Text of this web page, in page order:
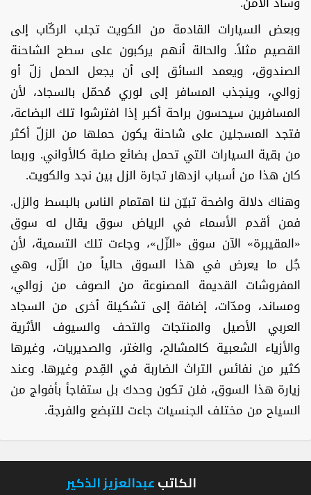
وبعض السيارات القادمة من الكويت تجلب الركّاب إلى
القصيم مثلاً. والحالة أنهم يركبون على سطح الشاحنة
الصندوق، ويعمد السائق إلى أن يجعل الحمل زلّ أو
زوالي، وينجذب المسافر إلى لوري مُحمّل بالسجاد، لأن
المسافرين سيحسون براحة أكبر إذا افترشوا تلك البضاعة،
فتجد المسجلين على شاحنة يكون حملها من الزلّ أكثر
من بقية السيارات التي تحمل بضائع صلبة كالأواني. وربما
كان هذا من أسباب ازدهار تجارة الزل بين نجد والكويت.
وهناك دلالة واضحة تبيّن لنا اهتمام الناس بالبسط والزل.
فمن أقدم الأسماء في الرياض سوق يقال له سوق
«المقيبرة» الآن سوق «الزّل»، وجاءت تلك التسمية، لأن
جُل ما يعرض في هذا السوق حالياً من الزّل، وهي
المفروشات القديمة المصنوعة من الصوف من زوالي،
ومساند، ومدّات، إضافة إلى تشكيلة أخرى من السجاد
العربي الأصيل والمنتجات والتحف والسيوف الأثرية
والأزياء الشعبية كالمشالح، والغتر، والصديريات، وغيرها
كثير من نفائس التراث الضاربة في القِدم وغيرها. وعند
زيارة هذا السوق، فلن تكون وحدك بل ستفاجأ بأفواج من
السياح من مختلف الجنسيات جاءت للتبضع والفرجة.
الكاتبعبدالعزيز الذكير